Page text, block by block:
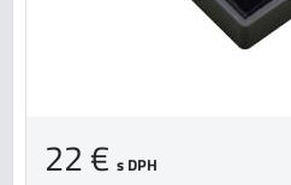
22 € s DPH